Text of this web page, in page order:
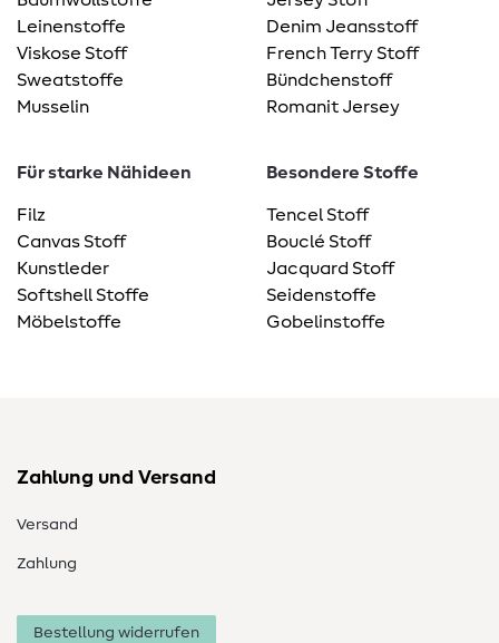
Leinenstoffe
Viskose Stoff
Sweatstoffe
Musselin
Denim Jeansstoff
French Terry Stoff
Bündchenstoff
Romanit Jersey
Für starke Nähideen
Filz
Canvas Stoff
Kunstleder
Softshell Stoffe
Möbelstoffe
Besondere Stoffe
Tencel Stoff
Bouclé Stoff
Jacquard Stoff
Seidenstoffe
Gobelinstoffe
Zahlung und Versand
Versand
Zahlung
Bestellung widerrufen